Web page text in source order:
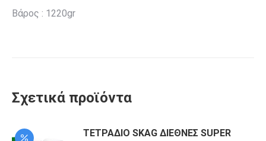
Βάρος : 1220gr
Σχετικά προϊόντα
ΤΕΤΡΑΔΙΟ SKAG ΔΙΕΘΝΕΣ SUPER